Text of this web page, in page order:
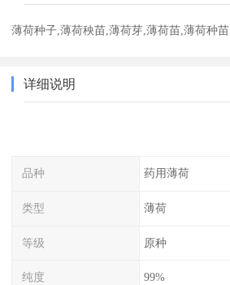
薄荷种子,薄荷秧苗,薄荷芽,薄荷苗,薄荷种苗
详细说明
品种 药用薄荷
类型 薄荷
等级 原种
纯度 99%